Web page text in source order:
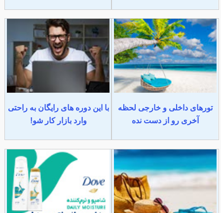
تورهای داخلی و خارجی لحظه
آخری رو از دست نده
با این دوره های رایگان به راحتی
وارد بازار کار شو!